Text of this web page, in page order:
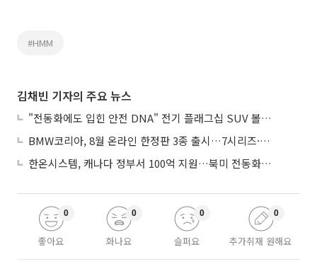
#HMM
김채빈 기자의 주요 뉴스
"전동화에도 입힌 안전 DNA" 전기 플래그십 SUV 볼보 'EX90'
BMW코리아, 8월 온라인 한정판 3종 출시…7시리즈·X7·M340i 투어링
한온시스템, 캐나다 정부서 100억 지원…북미 전동화 시장 가속
좋아요
0
화나요
0
슬퍼요
0
추가취재 원해요
0